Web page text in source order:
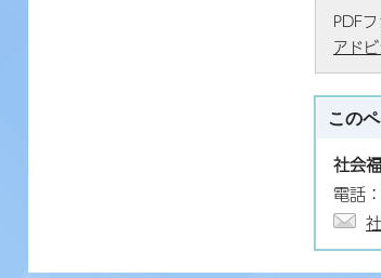
PDF
アド
この
社会
電話